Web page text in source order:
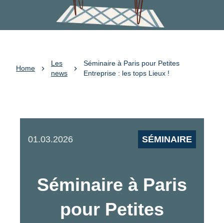
Home
Les
news
Séminaire à Paris pour Petites
Entreprise : les tops Lieux !
01.03.2026 SÉMINAIRE
Séminaire à Paris
pour Petites